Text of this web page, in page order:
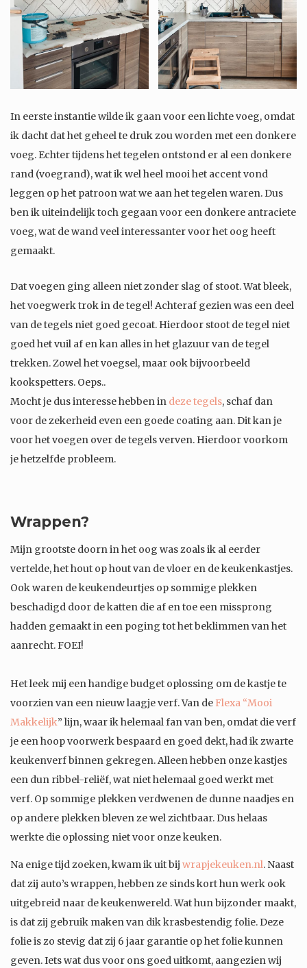
In eerste instantie wilde ik gaan voor een lichte voeg, omdat
ik dacht dat het geheel te druk zou worden met een donkere
voeg. Echter tijdens het tegelen ontstond er al een donkere
rand (voegrand), wat ik wel heel mooi het accent vond
leggen op het patroon wat we aan het tegelen waren. Dus
ben ik uiteindelijk toch gegaan voor een donkere antraciete
voeg, wat de wand veel interessanter voor het oog heeft
gemaakt.
Dat voegen ging alleen niet zonder slag of stoot. Wat bleek,
het voegwerk trok in de tegel! Achteraf gezien was een deel
van de tegels niet goed gecoat. Hierdoor stoot de tegel niet
goed het vuil af en kan alles in het glazuur van de tegel
trekken. Zowel het voegsel, maar ook bijvoorbeeld
kookspetters. Oeps..
Mocht je dus interesse hebben in deze tegels, schaf dan
voor de zekerheid even een goede coating aan. Dit kan je
voor het voegen over de tegels verven. Hierdoor voorkom
je hetzelfde probleem.
Wrappen?
Mijn grootste doorn in het oog was zoals ik al eerder
vertelde, het hout op hout van de vloer en de keukenkastjes.
Ook waren de keukendeurtjes op sommige plekken
beschadigd door de katten die af en toe een missprong
hadden gemaakt in een poging tot het beklimmen van het
aanrecht. FOEI!
Het leek mij een handige budget oplossing om de kastje te
voorzien van een nieuw laagje verf. Van de Flexa “Mooi
Makkelijk” lijn, waar ik helemaal fan van ben, omdat die verf
je een hoop voorwerk bespaard en goed dekt, had ik zwarte
keukenverf binnen gekregen. Alleen hebben onze kastjes
een dun ribbel-reliëf, wat niet helemaal goed werkt met
verf. Op sommige plekken verdwenen de dunne naadjes en
op andere plekken bleven ze wel zichtbaar. Dus helaas
werkte die oplossing niet voor onze keuken.
Na enige tijd zoeken, kwam ik uit bij wrapjekeuken.nl. Naast
dat zij auto’s wrappen, hebben ze sinds kort hun werk ook
uitgebreid naar de keukenwereld. Wat hun bijzonder maakt,
is dat zij gebruik maken van dik krasbestendig folie. Deze
folie is zo stevig dat zij 6 jaar garantie op het folie kunnen
geven. Iets wat dus voor ons goed uitkomt, aangezien wij